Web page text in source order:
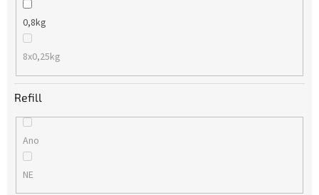
0,8kg
8x0,25kg
Refill
Ano
NE